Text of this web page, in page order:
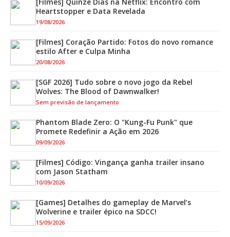
Heartstopper e Data Revelada
19/08/2026
[Filmes] Coração Partido: Fotos do novo romance
estilo After e Culpa Minha
20/08/2026
[SGF 2026] Tudo sobre o novo jogo da Rebel
Wolves: The Blood of Dawnwalker!
Sem previsão de lançamento
Phantom Blade Zero: O "Kung-Fu Punk" que
Promete Redefinir a Ação em 2026
09/09/2026
[Filmes] Código: Vingança ganha trailer insano
com Jason Statham
10/09/2026
[Games] Detalhes do gameplay de Marvel’s
Wolverine e trailer épico na SDCC!
15/09/2026